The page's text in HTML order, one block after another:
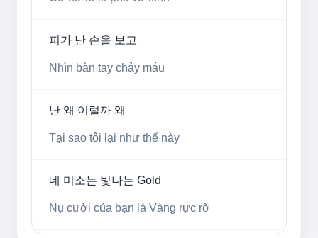
피가 난 손을 보고
Nhìn bàn tay chảy máu
난 왜 이럴까 왜
Tại sao tôi lại như thế này
네 미소는 빛나는 Gold
Nụ cười của bạn là Vàng rực rỡ